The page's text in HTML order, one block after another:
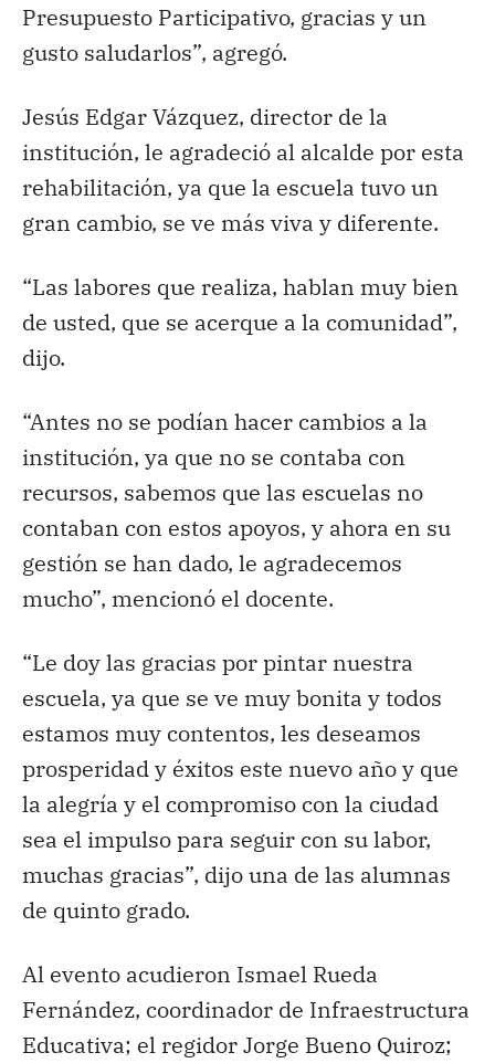
Presupuesto Participativo, gracias y un
gusto saludarlos”, agregó.
Jesús Edgar Vázquez, director de la
institución, le agradeció al alcalde por esta
rehabilitación, ya que la escuela tuvo un
gran cambio, se ve más viva y diferente.
“Las labores que realiza, hablan muy bien
de usted, que se acerque a la comunidad”,
dijo.
“Antes no se podían hacer cambios a la
institución, ya que no se contaba con
recursos, sabemos que las escuelas no
contaban con estos apoyos, y ahora en su
gestión se han dado, le agradecemos
mucho”, mencionó el docente.
“Le doy las gracias por pintar nuestra
escuela, ya que se ve muy bonita y todos
estamos muy contentos, les deseamos
prosperidad y éxitos este nuevo año y que
la alegría y el compromiso con la ciudad
sea el impulso para seguir con su labor,
muchas gracias”, dijo una de las alumnas
de quinto grado.
Al evento acudieron Ismael Rueda
Fernández, coordinador de Infraestructura
Educativa; el regidor Jorge Bueno Quiroz;